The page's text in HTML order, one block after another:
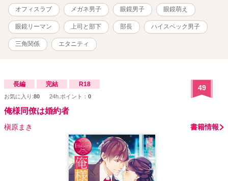
愛乃の婚約者 親の七光りもあるが、仕事は基本、できる人 優しい。
優しすぎて、親のプレッシャーが重荷 愛乃を過剰なまでに溺愛して
いる 実は……？？ スイートな婚約者とビターな上司。 愛乃が選ぶの
は、どっち……？
オフィスラブ メガネ男子 眼鏡男子 眼鏡萌え
眼鏡リーマン 上司と部下 部長 ハイスペック男子
三角関係 エタニティ
長編 完結 R18
お気に入り:80 24h.ポイント： 0
49
俺様同僚は婚約者
槇原まき 書籍情報